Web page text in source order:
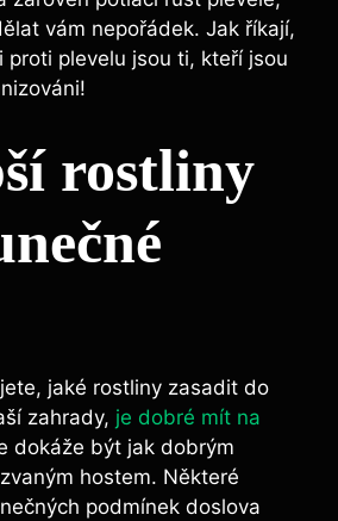
vám nepořádek. Jak říkají,
proti plevelu jsou ti, kteří jsou
rostliny
jaké rostliny zasadit do
zahrady, je dobré mít na
dokáže být jak dobrým
hostem. Některé
podmínek doslova